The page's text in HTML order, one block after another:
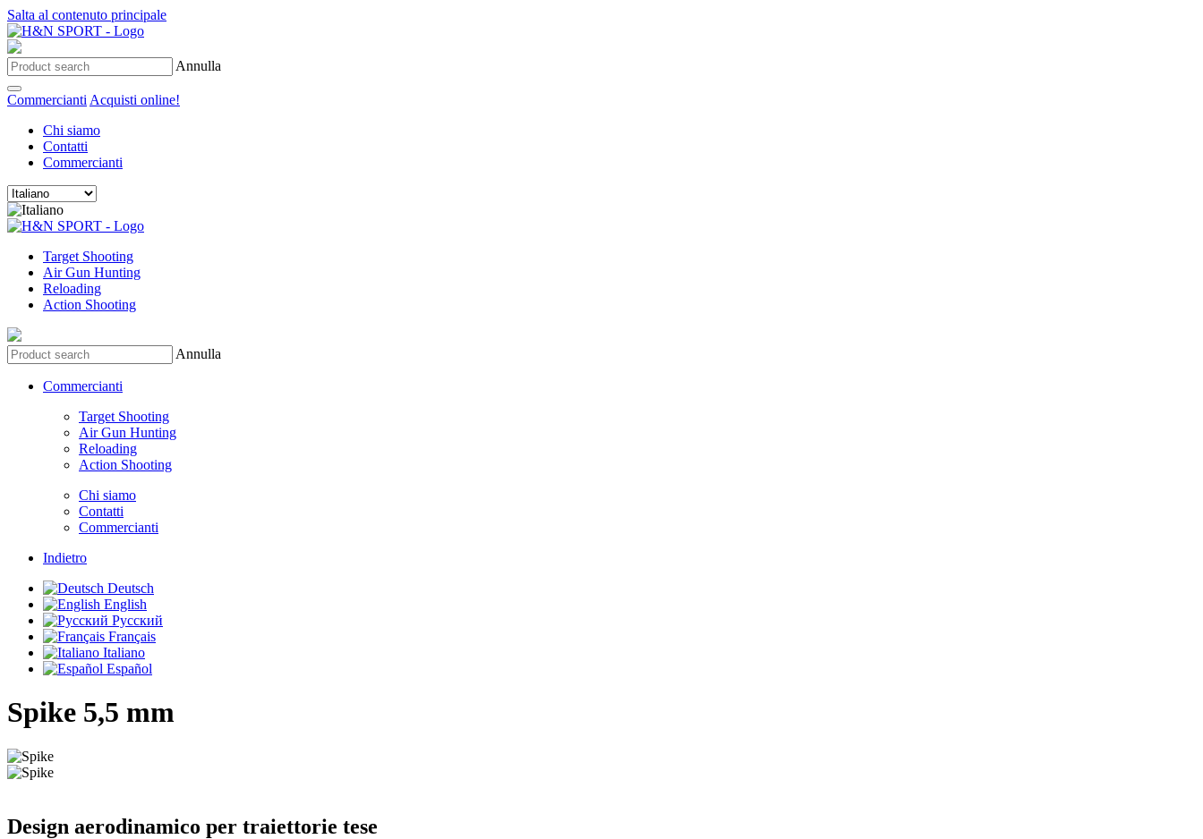
Salta al contenuto principale
Annulla
Commercianti Acquisti online!
Chi siamo
Contatti
Commercianti
Target Shooting
Air Gun Hunting
Reloading
Action Shooting
Annulla
Commercianti
Target Shooting
Air Gun Hunting
Reloading
Action Shooting
Chi siamo
Contatti
Commercianti
Indietro
Deutsch
English
Русский
Français
Italiano
Español
Spike 5,5 mm
Design aerodinamico per traiettorie tese